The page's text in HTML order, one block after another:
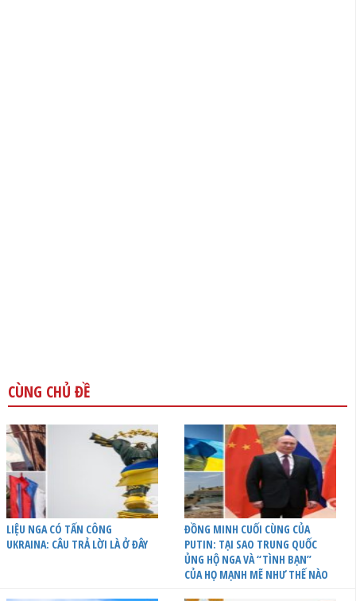
CÙNG CHỦ ĐỀ
LIỆU NGA CÓ TẤN CÔNG
UKRAINA: CÂU TRẢ LỜI LÀ Ở ĐÂY
ĐỒNG MINH CUỐI CÙNG CỦA
PUTIN: TẠI SAO TRUNG QUỐC
ỦNG HỘ NGA VÀ “TÌNH BẠN”
CỦA HỌ MẠNH MẼ NHƯ THẾ NÀO